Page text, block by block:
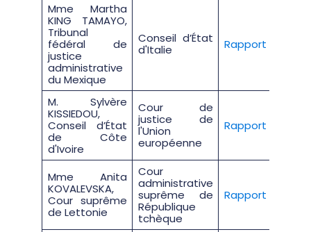
Mme Martha
KING TAMAYO,
Tribunal
fédéral de
justice
administrative
du Mexique
Conseil d’État
d'Italie
Rapport
M. Sylvère
KISSIEDOU,
Conseil d’État
de Côte
d'Ivoire
Cour de
justice de
l'Union
européenne
Rapport
Mme Anita
KOVALEVSKA,
Cour suprême
de Lettonie
Cour
administrative
suprême de
République
tchèque
Rapport